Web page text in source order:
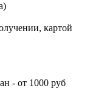
картой
- от 1000 руб